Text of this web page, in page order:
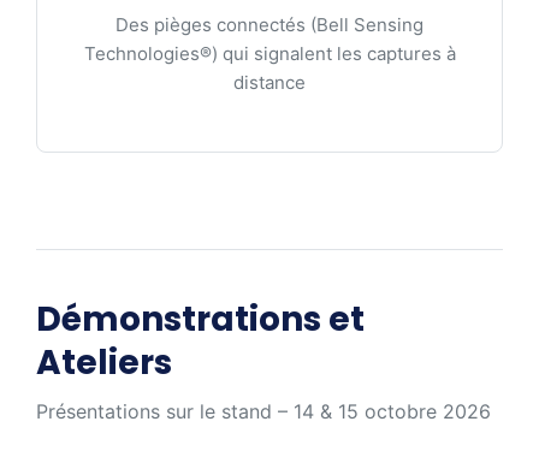
Des pièges connectés (Bell Sensing
Technologies®) qui signalent les captures à
distance
Démonstrations et
Ateliers
Présentations sur le stand – 14 & 15 octobre 2026